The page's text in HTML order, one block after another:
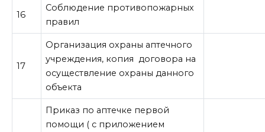
16
Соблюдение противопожарных
правил
17
Организация охраны аптечного
учреждения, копия договора на
осуществление охраны данного
объекта
Приказ по аптечке первой
помощи ( с приложением